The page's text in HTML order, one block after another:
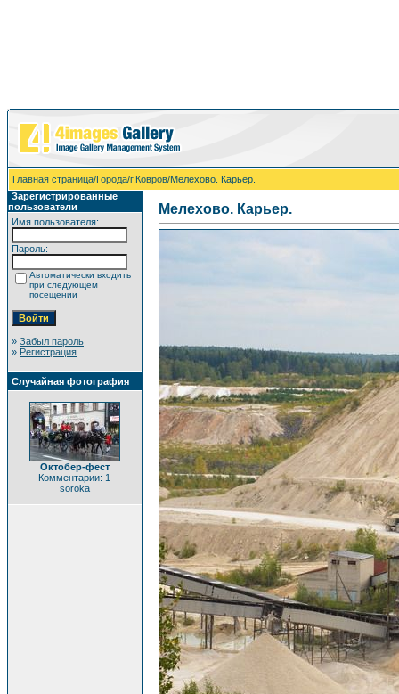
Главная страница/Города/г.Ковров/Мелехово. Карьер.
Зарегистрированные
пользователи
Имя пользователя:
Пароль:
Автоматически входить
при следующем
посещении
» Забыл пароль
» Регистрация
Случайная фотография
Октобер-фест
Комментарии: 1
soroka
Мелехово. Карьер.